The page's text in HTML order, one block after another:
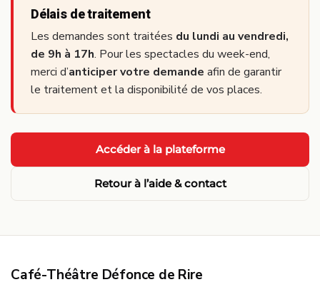
Délais de traitement
Les demandes sont traitées du lundi au vendredi,
de 9h à 17h. Pour les spectacles du week-end,
merci d’anticiper votre demande afin de garantir
le traitement et la disponibilité de vos places.
Accéder à la plateforme
Retour à l’aide & contact
Café-Théâtre Défonce de Rire